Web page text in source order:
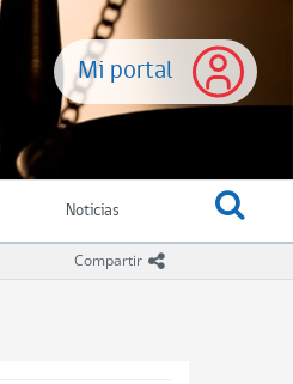
Mi portal
Noticias
Compartir icono compartir